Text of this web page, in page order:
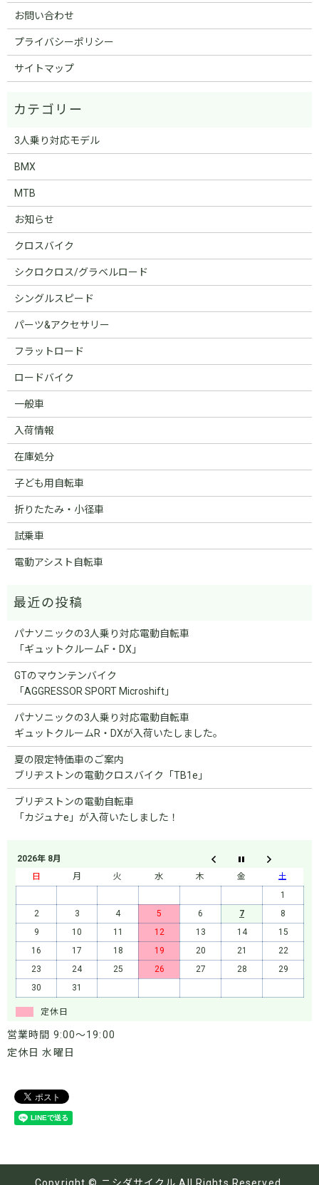
お問い合わせ
プライバシーポリシー
サイトマップ
3人乗り対応モデル
BMX
MTB
お知らせ
クロスバイク
シクロクロス/グラベルロード
シングルスピード
パーツ&アクセサリー
フラットロード
ロードバイク
一般車
入荷情報
在庫処分
子ども用自転車
折りたたみ・小径車
試乗車
電動アシスト自転車
パナソニックの3人乗り対応電動自転車
「ギュットクルームF・DX」
GTのマウンテンバイク
「AGGRESSOR SPORT Microshift」
パナソニックの3人乗り対応電動自転車
ギュットクルームR・DXが入荷いたしました。
夏の限定特価車のご案内
ブリヂストンの電動クロスバイク「TB1e」
ブリヂストンの電動自転車
「カジュナe」が入荷いたしました！
2026年 8月
日
月 火 水 木 金
土
1
2
3 4 5 6 7
8
9
10 11 12 13 14
15
16
17 18 19 20 21
22
23
24 25 26 27 28
29
30
31
定休日
営業時間 9:00～19:00
定休日 水曜日